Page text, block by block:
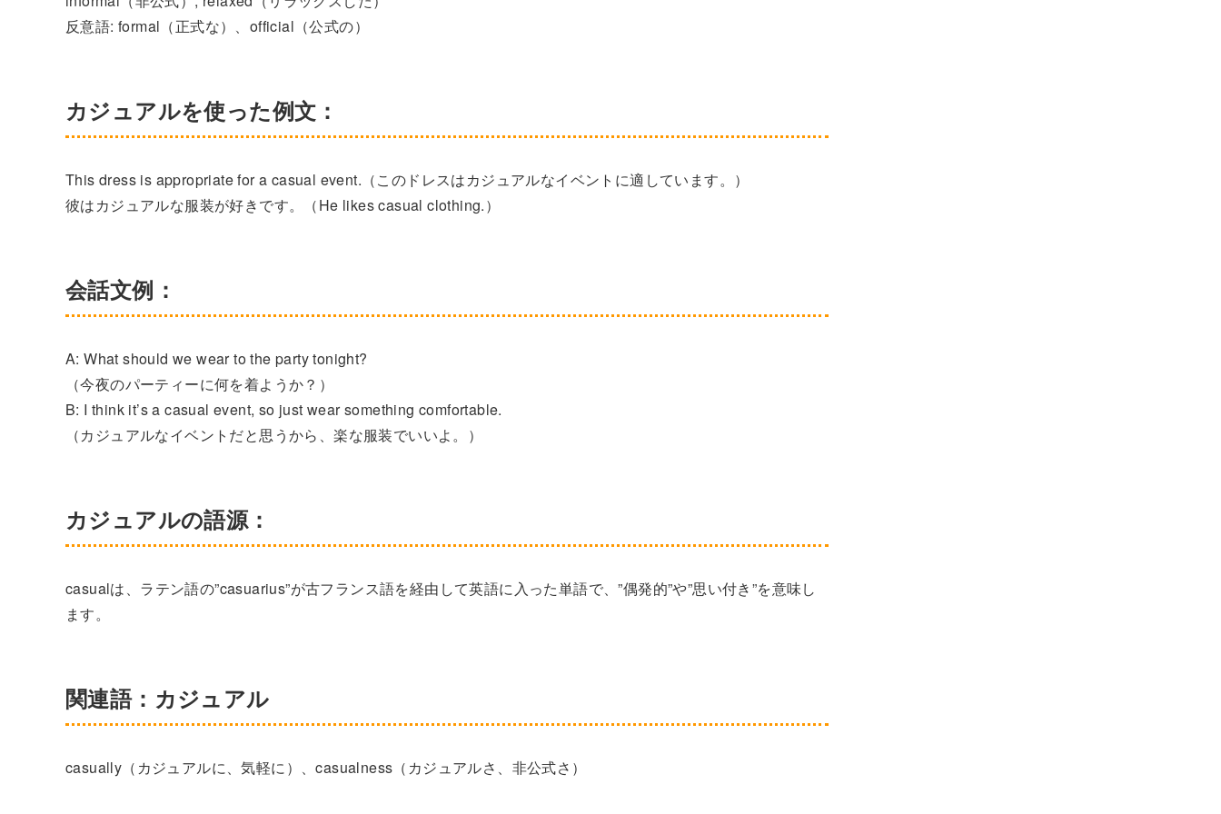
反意語: formal（正式な）、official（公式の）
カジュアルを使った例文：
This dress is appropriate for a casual event.（このドレスはカジュアルなイベントに適しています。）
彼はカジュアルな服装が好きです。（He likes casual clothing.）
会話文例：
A: What should we wear to the party tonight?
（今夜のパーティーに何を着ようか？）
B: I think it’s a casual event, so just wear something comfortable.
（カジュアルなイベントだと思うから、楽な服装でいいよ。）
カジュアルの語源：
casualは、ラテン語の”casuarius”が古フランス語を経由して英語に入った単語で、”偶発的”や”思い付き”を意味し
ます。
関連語：カジュアル
casually（カジュアルに、気軽に）、casualness（カジュアルさ、非公式さ）